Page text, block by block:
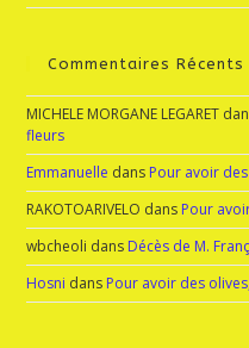
Commentaires Récents
MICHELE MORGANE LEGARET
fleurs
Emmanuelle dans Pour avoir
RAKOTOARIVELO dans Pour
wbcheoli dans Décès de M.
Hosni dans Pour avoir des